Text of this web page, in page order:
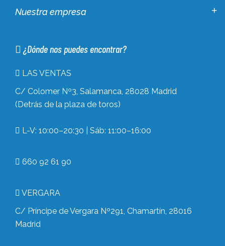
Nuestra empresa
¿Dónde nos puedes encontrar?
LAS VENTAS
C/ Colomer Nº3, Salamanca, 28028 Madrid
(Detrás de la plaza de toros)
L-V: 10:00–20:30 | Sáb: 11:00–16:00
660 92 61 90
VERGARA
C/ Príncipe de Vergara Nº291, Chamartín, 28016
Madrid